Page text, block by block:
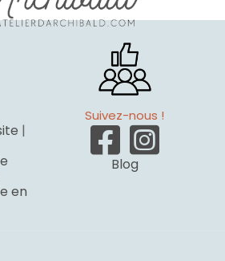
|
en
Suivez-nous !
Blog